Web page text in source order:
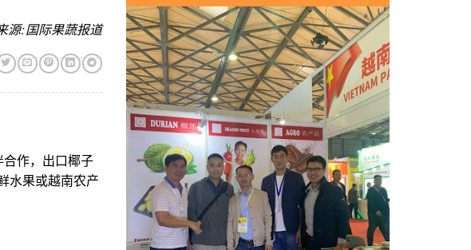
源: 国际果蔬报道
合作，出口椰子
水果或越南农产